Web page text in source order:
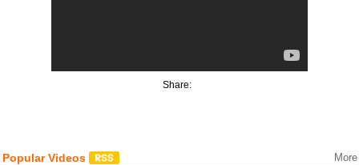
Share:
Popular Videos More